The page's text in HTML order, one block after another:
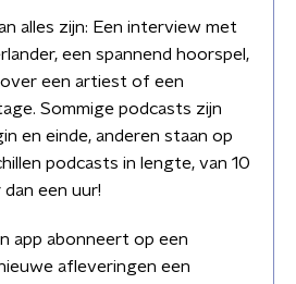
alles zijn: Een interview met
een spannend hoorspel,
een artiest of een
Sommige podcasts zijn
en einde, anderen staan op
podcasts in lengte, van 10
een uur!
app abonneert op een
afleveringen een